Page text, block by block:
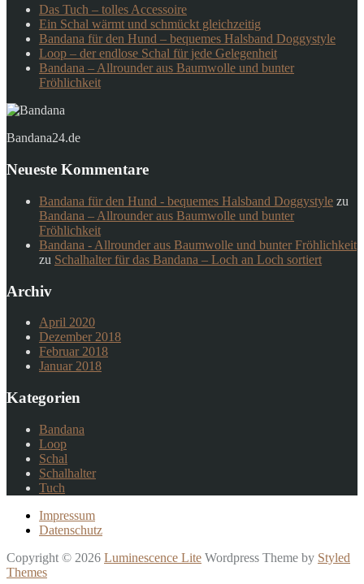
Das Tuch – tolles Accessoire
Ein Schal wärmt und schmückt gleichzeitig
Bandana für den Hund – bequemes Halsband Doggystyle
Loop – der endlose Schal für jede Gelegenheit
Bandana – Allrounder aus Baumwolle und bunter
Fröhlichkeit
Bandana24.de
Neueste Kommentare
Bandana für den Hund - bequemes Halsband Doggystyle zu
Bandana – Allrounder aus Baumwolle und bunter
Fröhlichkeit
Bandana - Allrounder aus Baumwolle und bunter Fröhlichkeit
zu Schalhalter für das Bandana – Loch an Loch sortiert
Archiv
April 2020
Dezember 2018
Februar 2018
Januar 2018
Kategorien
Bandana
Loop
Schal
Schalhalter
Tuch
Impressum
Datenschutz
Copyright © 2026 Luminescence Lite Wordpress Theme by Styled
Themes